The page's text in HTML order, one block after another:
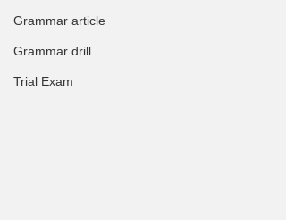
Grammar article
Grammar drill
Trial Exam